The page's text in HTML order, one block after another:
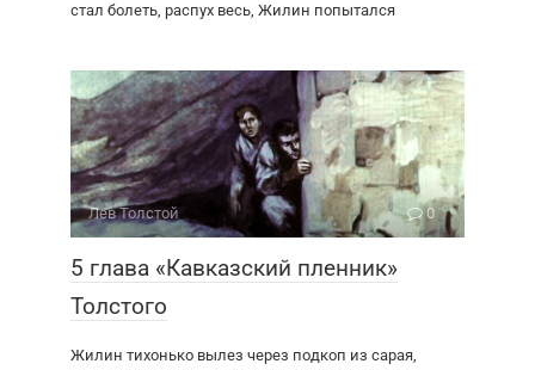
стал болеть, распух весь, Жилин попытался
Лев Толстой 0
5 глава «Кавказский пленник»
Толстого
Жилин тихонько вылез через подкоп из сарая,